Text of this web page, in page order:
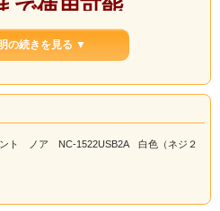
で使用可能。
ビネットなどに
こりの入りにくい
の続きを見る ▼
ント ノア NC-1522USB2A 白色（ネジ２